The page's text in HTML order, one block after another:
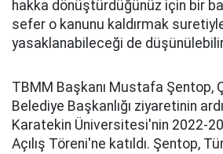
hakka dönüştürdüğünüz için bir
sefer o kanunu kaldırmak
yasaklanabileceği de
TBMM Başkanı Mustafa Şentop,
Belediye Başkanlığı ziyaretinin
Karatekin Üniversitesi'nin 2022-
Açılış Töreni'ne katıldı. Şentop,